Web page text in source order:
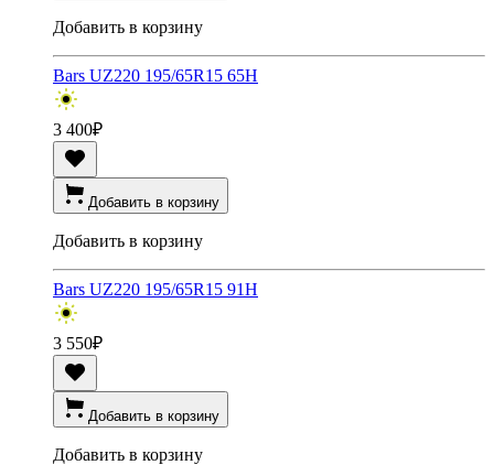
Добавить в корзину
Bars UZ220 195/65R15 65H
3 400₽
Добавить в корзину
Добавить в корзину
Bars UZ220 195/65R15 91H
3 550₽
Добавить в корзину
Добавить в корзину